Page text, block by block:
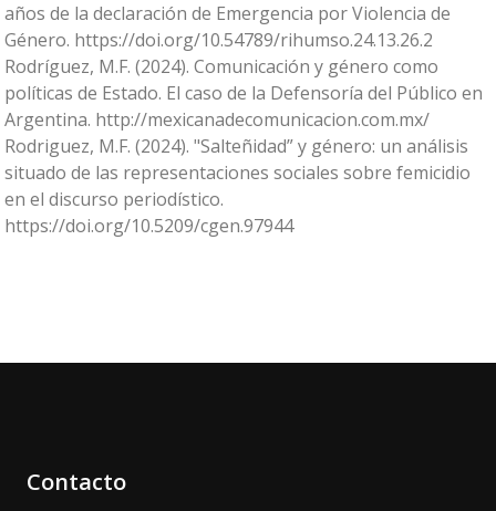
años de la declaración de Emergencia por Violencia de
Género. https://doi.org/10.54789/rihumso.24.13.26.2
Rodríguez, M.F. (2024). Comunicación y género como
políticas de Estado. El caso de la Defensoría del Público en
Argentina. http://mexicanadecomunicacion.com.mx/
Rodriguez, M.F. (2024). "Salteñidad” y género: un análisis
situado de las representaciones sociales sobre femicidio
en el discurso periodístico.
https://doi.org/10.5209/cgen.97944
Contacto